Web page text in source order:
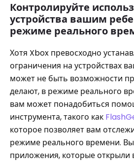
Контролируйте
устройства вашим
режиме реального
Хотя Xbox превосходно
ограничения на устройствах
может не быть возможности
делают, в режиме реального
вам может понадобиться
инструмента, такого как
которое позволяет вам
режиме реального времени.
приложения, которые открыли